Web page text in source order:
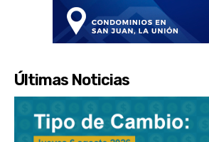
Últimas Noticias